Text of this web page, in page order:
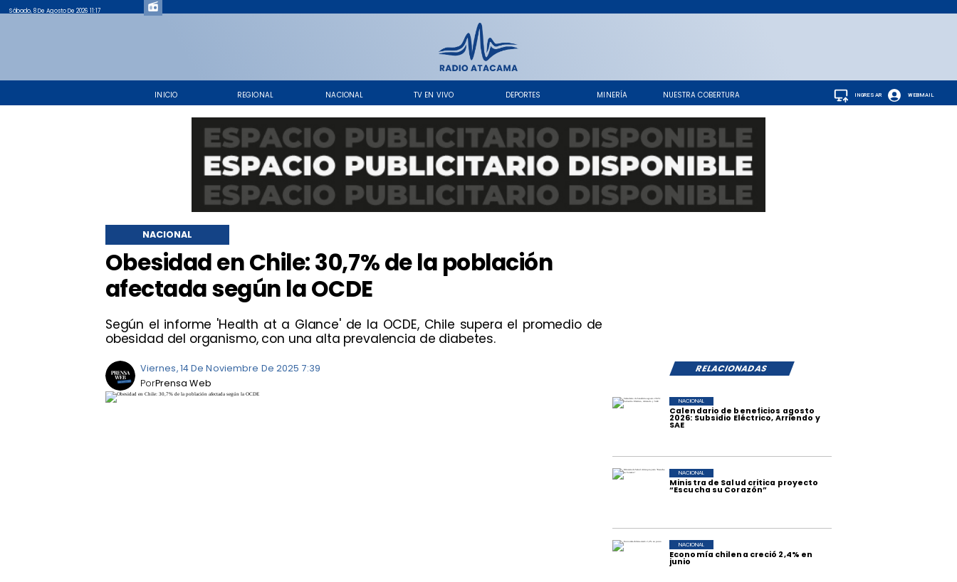
INICIO REGIONAL NACIONAL TV EN VIVO DEPORTES MINERÍA NUESTRA COBERTURA
Sábado, 8 De Agosto De 2026 11:17
WEBMAIL
INGRESAR
Obesidad en Chile: 30,7% de la población
afectada según la OCDE
Según el informe 'Health at a Glance' de la OCDE, Chile supera el promedio de
obesidad del organismo, con una alta prevalencia de diabetes.
NACIONAL
RELACIONADAS
Viernes, 14 De Noviembre De 2025 7:39
Prensa Web
Por
Calendario de beneficios agosto
2026: Subsidio Eléctrico, Arriendo y
SAE
NACIONAL
Ministra de Salud critica proyecto
“Escucha su Corazón”
NACIONAL
Economía chilena creció 2,4% en
junio
NACIONAL